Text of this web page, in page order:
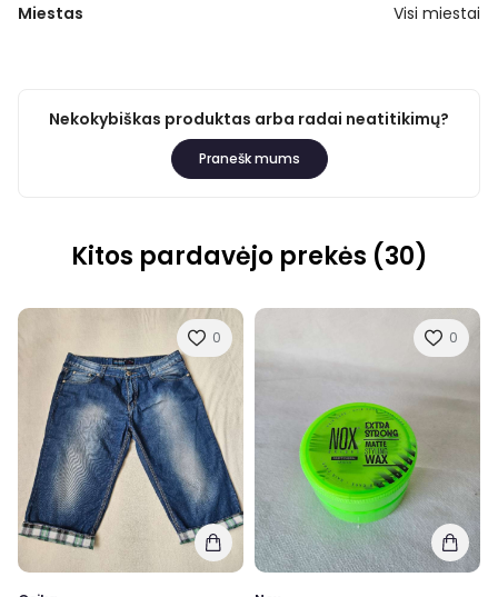
Miestas Visi miestai
Nekokybiškas produktas arba radai neatitikimų?
Pranešk mums
Kitos pardavėjo prekės (30)
0 0